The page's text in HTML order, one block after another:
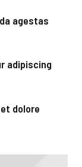
agestas
adipiscing
dolore